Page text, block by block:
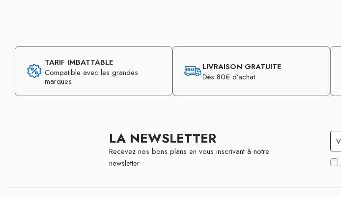
TARIF IMBATTABLE
Compatible avec les grandes
marques
LIVRAISON GRATUITE
Dès 80€ d’achat
LA NEWSLETTER
Recevez nos bons plans en vous inscrivant à notre
newsletter